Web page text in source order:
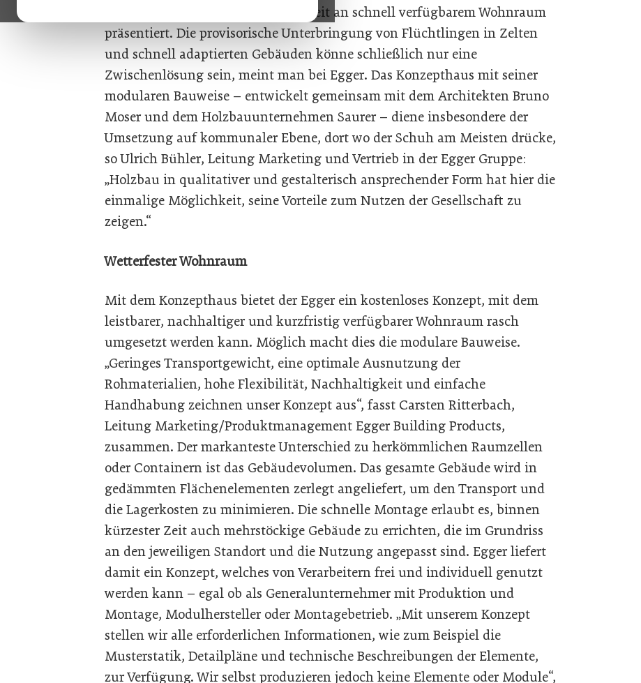
Flüchtlingsströme und die Knappheit an schnell verfügbarem Wohnraum
präsentiert. Die provisorische Unterbringung von Flüchtlingen in Zelten
und schnell adaptierten Gebäuden könne schließlich nur eine
Zwischenlösung sein, meint man bei Egger. Das Konzepthaus mit seiner
modularen Bauweise – entwickelt gemeinsam mit dem Architekten Bruno
Moser und dem Holzbauunternehmen Saurer – diene insbesondere der
Umsetzung auf kommunaler Ebene, dort wo der Schuh am Meisten drücke,
so Ulrich Bühler, Leitung Marketing und Vertrieb in der Egger Gruppe:
„Holzbau in qualitativer und gestalterisch ansprechender Form hat hier die
einmalige Möglichkeit, seine Vorteile zum Nutzen der Gesellschaft zu
zeigen.“
Wetterfester Wohnraum
Mit dem Konzepthaus bietet der Egger ein kostenloses Konzept, mit dem
leistbarer, nachhaltiger und kurzfristig verfügbarer Wohnraum rasch
umgesetzt werden kann. Möglich macht dies die modulare Bauweise.
„Geringes Transportgewicht, eine optimale Ausnutzung der
Rohmaterialien, hohe Flexibilität, Nachhaltigkeit und einfache
Handhabung zeichnen unser Konzept aus“, fasst Carsten Ritterbach,
Leitung Marketing/Produktmanagement Egger Building Products,
zusammen. Der markanteste Unterschied zu herkömmlichen Raumzellen
oder Containern ist das Gebäudevolumen. Das gesamte Gebäude wird in
gedämmten Flächenelementen zerlegt angeliefert, um den Transport und
die Lagerkosten zu minimieren. Die schnelle Montage erlaubt es, binnen
kürzester Zeit auch mehrstöckige Gebäude zu errichten, die im Grundriss
an den jeweiligen Standort und die Nutzung angepasst sind. Egger liefert
damit ein Konzept, welches von Verarbeitern frei und individuell genutzt
werden kann – egal ob als Generalunternehmer mit Produktion und
Montage, Modulhersteller oder Montagebetrieb. „Mit unserem Konzept
stellen wir alle erforderlichen Informationen, wie zum Beispiel die
Musterstatik, Detailpläne und technische Beschreibungen der Elemente,
zur Verfügung. Wir selbst produzieren jedoch keine Elemente oder Module“,